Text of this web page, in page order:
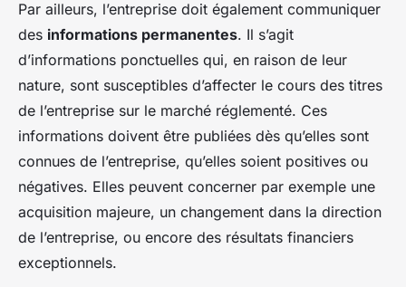
Par ailleurs, l’entreprise doit également communiquer
des informations permanentes. Il s’agit
d’informations ponctuelles qui, en raison de leur
nature, sont susceptibles d’affecter le cours des titres
de l’entreprise sur le marché réglementé. Ces
informations doivent être publiées dès qu’elles sont
connues de l’entreprise, qu’elles soient positives ou
négatives. Elles peuvent concerner par exemple une
acquisition majeure, un changement dans la direction
de l’entreprise, ou encore des résultats financiers
exceptionnels.